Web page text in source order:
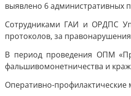
выявлено 6 административных
Сотрудниками ГАИ и ОРДПС
протоколов, за
В период проведения ОПМ
фальшивомонетничества и
Оперативно-